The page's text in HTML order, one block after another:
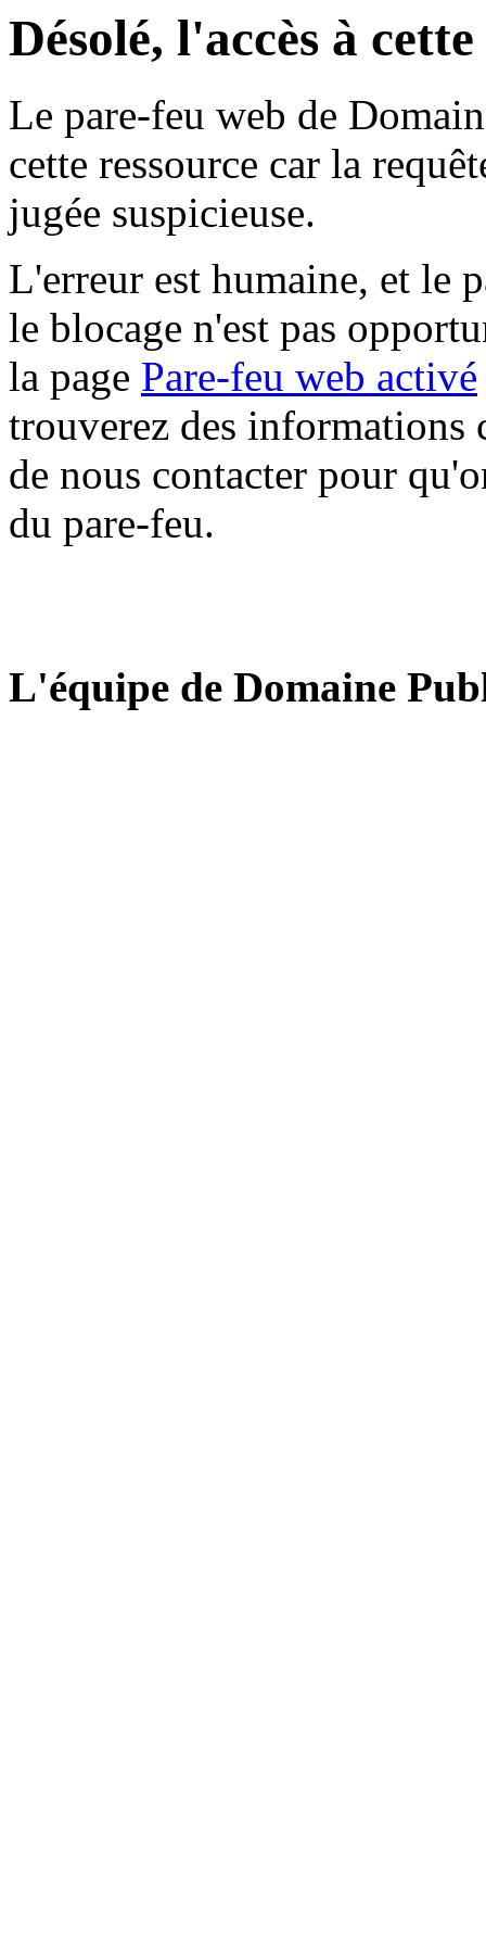
Désolé, l'accès à
Le pare-feu web de
cette ressource car la
jugée suspicieuse.
L'erreur est humaine, et le
le blocage n'est pas
la page Pare-feu web activé
trouverez des informations
de nous contacter pour
du pare-feu.
L'équipe de Domaine